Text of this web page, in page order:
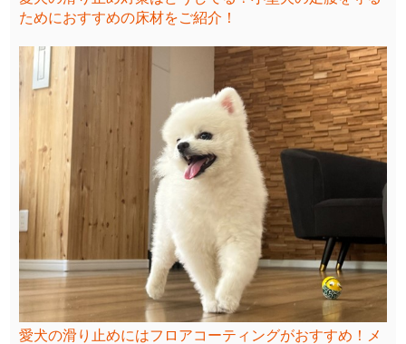
ためにおすすめの床材をご紹介！
愛犬の滑り止めにはフロアコーティングがおすすめ！メ